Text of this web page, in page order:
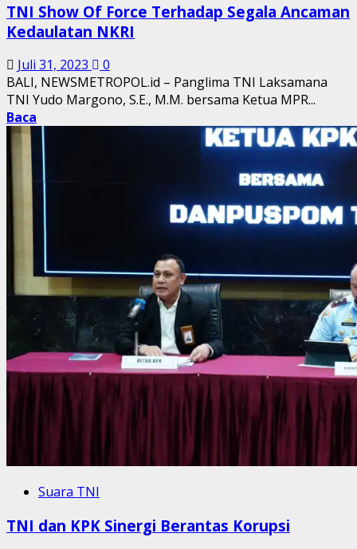
TNI Show Of Force Terhadap Segala Ancaman
Kedaulatan NKRI
Juli 31, 2023
0
BALI, NEWSMETROPOL.id – Panglima TNI Laksamana
TNI Yudo Margono, S.E., M.M. bersama Ketua MPR...
Baca
Suara TNI
TNI dan KPK Sinergi Berantas Korupsi